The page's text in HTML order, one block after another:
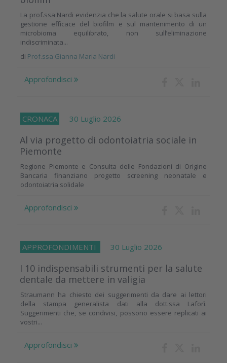
La prof.ssa Nardi evidenzia che la salute orale si basa sulla
gestione efficace del biofilm e sul mantenimento di un
microbioma equilibrato, non sull’eliminazione
indiscriminata...
di Prof.ssa Gianna Maria Nardi
Approfondisci
CRONACA 30 Luglio 2026
Al via progetto di odontoiatria sociale in
Piemonte
Regione Piemonte e Consulta delle Fondazioni di Origine
Bancaria finanziano progetto screening neonatale e
odontoiatria solidale
Approfondisci
APPROFONDIMENTI 30 Luglio 2026
I 10 indispensabili strumenti per la salute
dentale da mettere in valigia
Straumann ha chiesto dei suggerimenti da dare ai lettori
della stampa generalista dati alla dott.ssa Laforì.
Suggerimenti che, se condivisi, possono essere replicati ai
vostri...
Approfondisci